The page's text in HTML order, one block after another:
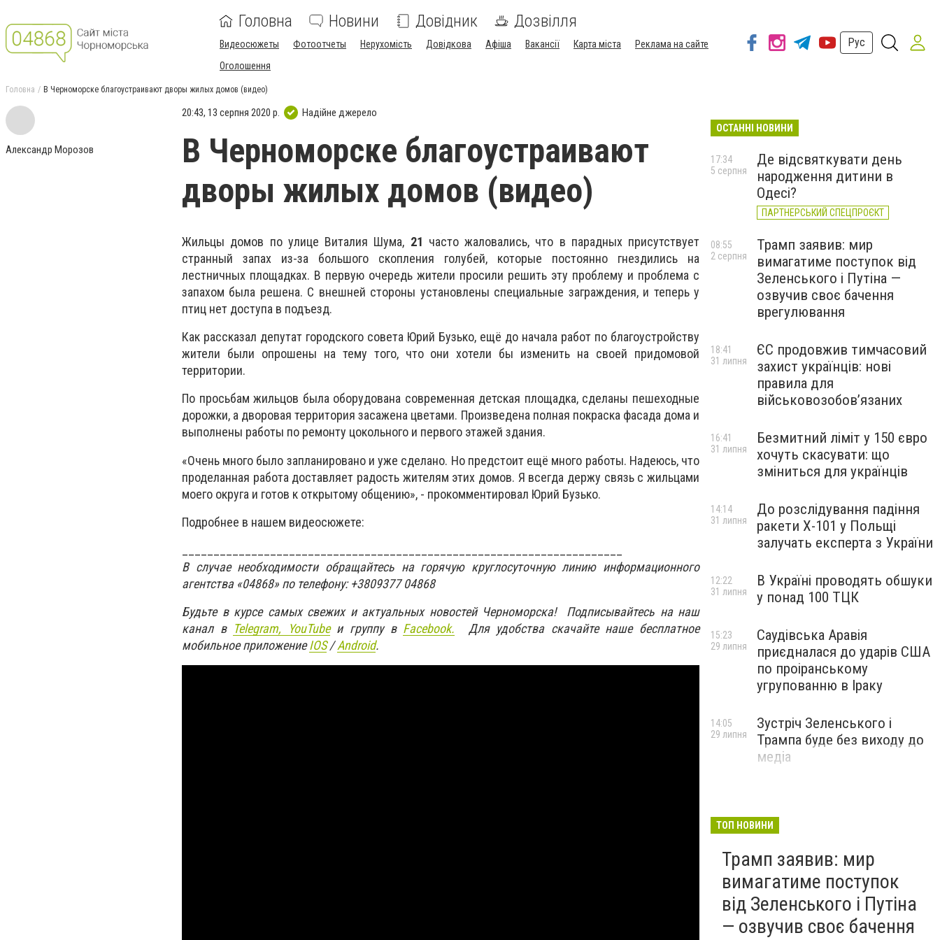
Головна Новини Довідник Дозвілля
Видеосюжеты Фотоотчеты Нерухомість Довідкова Афіша Вакансії Карта міста
Реклама на сайте
Оголошення
Рус
Головна В Черноморске благоустраивают дворы жилых домов (видео)
Александр Морозов
20:43, 13 серпня 2020 р. Надійне джерело
В Черноморске благоустраивают
дворы жилых домов (видео)
Жильцы домов по улице Виталия Шума, 21 часто жаловались, что в парадных присутствует
странный запах из-за большого скопления голубей, которые постоянно гнездились на
лестничных площадках. В первую очередь жители просили решить эту проблему и проблема с
запахом была решена. С внешней стороны установлены специальные заграждения, и теперь у
птиц нет доступа в подъезд.
Как рассказал депутат городского совета Юрий Бузько, ещё до начала работ по благоустройству
жители были опрошены на тему того, что они хотели бы изменить на своей придомовой
территории.
По просьбам жильцов была оборудована современная детская площадка, сделаны пешеходные
дорожки, а дворовая территория засажена цветами. Произведена полная покраска фасада дома и
выполнены работы по ремонту цокольного и первого этажей здания.
«Очень много было запланировано и уже сделано. Но предстоит ещё много работы. Надеюсь, что
проделанная работа доставляет радость жителям этих домов. Я всегда держу связь с жильцами
моего округа и готов к открытому общению», - прокомментировал Юрий Бузько.
Подробнее в нашем видеосюжете:
В случае необходимости обращайтесь на горячую круглосуточную линию информационного
агентства «04868» по телефону: +3809377 04868
Будьте в курсе самых свежих и актуальных новостей Черноморска! Подписывайтесь на наш
канал в Telegram, YouTubeи группу в Facebook. Для удобства скачайте наше бесплатное
мобильное приложениеIOS/Android.
ОСТАННІ НОВИНИ
Де відсвяткувати день
народження дитини в
Одесі?
ПАРТНЕРСЬКИЙ СПЕЦПРОЄКТ
17:34
5 серпня
Трамп заявив: мир
вимагатиме поступок від
Зеленського і Путіна —
озвучив своє бачення
врегулювання
08:55
2 серпня
ЄС продовжив тимчасовий
захист українців: нові
правила для
військовозобов’язаних
18:41
31 липня
Безмитний ліміт у 150 євро
хочуть скасувати: що
зміниться для українців
16:41
31 липня
До розслідування падіння
ракети Х-101 у Польщі
залучать експерта з України
14:14
31 липня
В Україні проводять обшуки
у понад 100 ТЦК
12:22
31 липня
Саудівська Аравія
приєдналася до ударів США
по проіранському
угрупованню в Іраку
15:23
29 липня
Зустріч Зеленського і
Трампа буде без виходу до
медіа
14:05
29 липня
ТОП НОВИНИ
Трамп заявив: мир
вимагатиме поступок
від Зеленського і Путіна
— озвучив своє бачення